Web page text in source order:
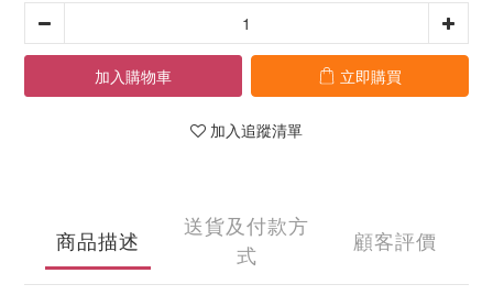
加入購物車 立即購買
加入追蹤清單
商品描述
送貨及付款方
式
顧客評價